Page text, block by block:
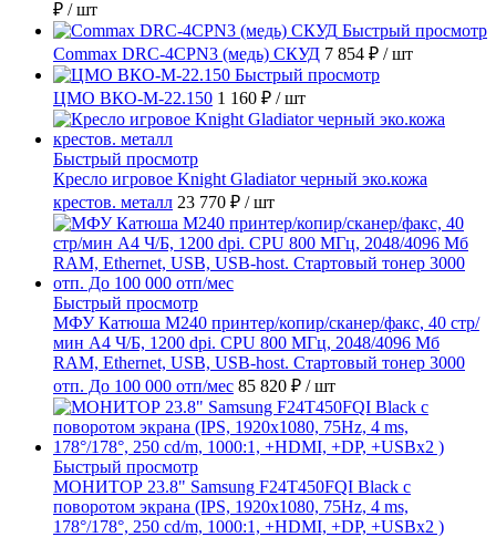
₽ / шт
Быстрый просмотр
Commax DRC-4CPN3 (медь) СКУД 7 854 ₽ / шт
Быстрый просмотр
ЦМО ВКО-М-22.150 1 160 ₽ / шт
Быстрый просмотр
Кресло игровое Knight Gladiator черный эко.кожа
крестов. металл 23 770 ₽ / шт
Быстрый просмотр
МФУ Катюша M240 принтер/копир/сканер/факс, 40 стр/
мин А4 Ч/Б, 1200 dpi. CPU 800 МГц, 2048/4096 Мб
RAM, Ethernet, USB, USB-host. Стартовый тонер 3000
отп. До 100 000 отп/мес 85 820 ₽ / шт
Быстрый просмотр
МОНИТОР 23.8" Samsung F24T450FQI Black с
поворотом экрана (IPS, 1920x1080, 75Hz, 4 ms,
178°/178°, 250 cd/m, 1000:1, +HDMI, +DP, +USBx2 )